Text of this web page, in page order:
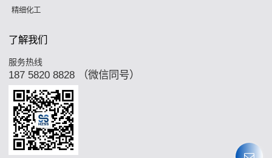
精细化工
了解我们
服务热线
187 5820 8828 （微信同号）